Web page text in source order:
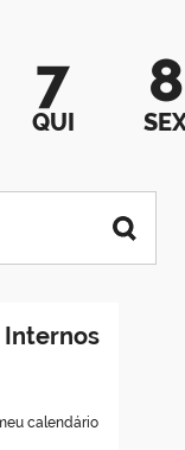
7
QUI
8
Internos
calendário